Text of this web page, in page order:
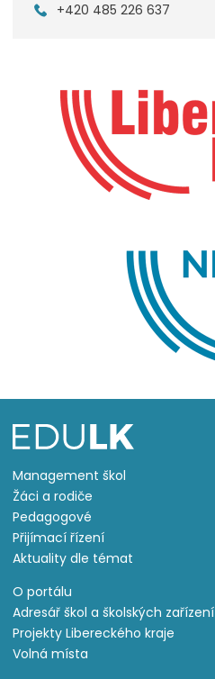
+420 485 226 637
Management škol
Žáci a rodiče
Pedagogové
Přijímací řízení
Aktuality dle témat
O portálu
Adresář škol a školských zařízení
Projekty Libereckého kraje
Volná místa